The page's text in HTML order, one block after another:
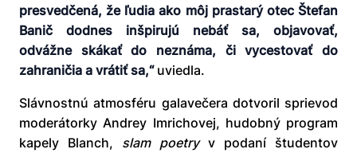
presvedčená, že ľudia ako môj prastarý otec Štefan
Banič dodnes inšpirujú nebáť sa, objavovať,
odvážne skákať do neznáma, či vycestovať do
zahraničia a vrátiť sa,“uviedla.
Slávnostnú atmosféru galavečera dotvoril sprievod
moderátorky Andrey Imrichovej, hudobný program
kapely Blanch, slam poetryv podaní študentov